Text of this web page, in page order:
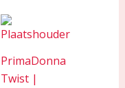
PrimaDonna
Twist |